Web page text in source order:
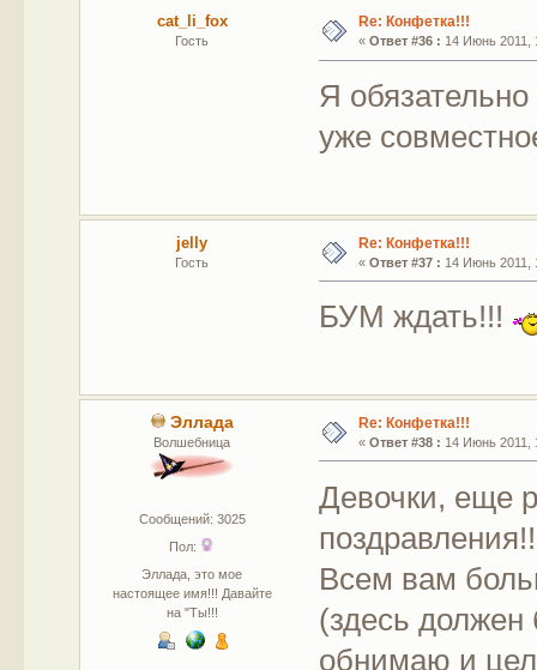
cat_li_fox
Гость
Re: Конфетка!!!
« Ответ #36 : 14 Июнь 2011,
Я
уже
jelly
Гость
Re: Конфетка!!!
« Ответ #37 : 14 Июнь 2011,
БУМ ждать!!!
Эллада
Волшебница
Сообщений: 3025
Пол:
Эллада, это мое
настоящее имя!!! Давайте
на "Ты!!!
Re: Конфетка!!!
« Ответ #38 : 14 Июнь 2011,
Девочки, еще
Всем вам
(здесь должен
обнимаю и